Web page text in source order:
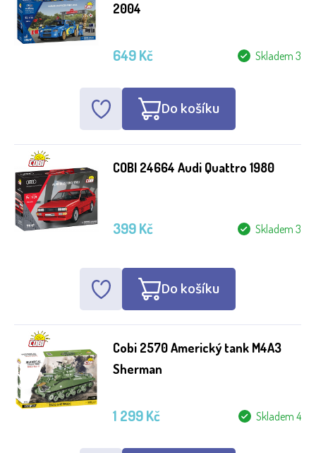
2004
Skladem 3
649 Kč
Do košíku
COBI 24664 Audi Quattro 1980
Skladem 3
399 Kč
Do košíku
Cobi 2570 Americký tank M4A3
Sherman
Skladem 4
1 299 Kč